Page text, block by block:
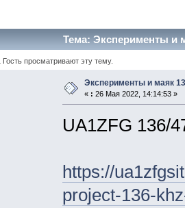
Тема: Эксперименты и
просматривают эту тему.
Эксперименты и маяк
« : 26 Мая 2022, 14:14:53 »
UA1ZFG 136/
https://
project-136-